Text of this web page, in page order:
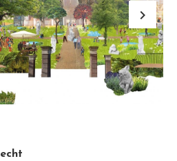
keyboard_arrow_right